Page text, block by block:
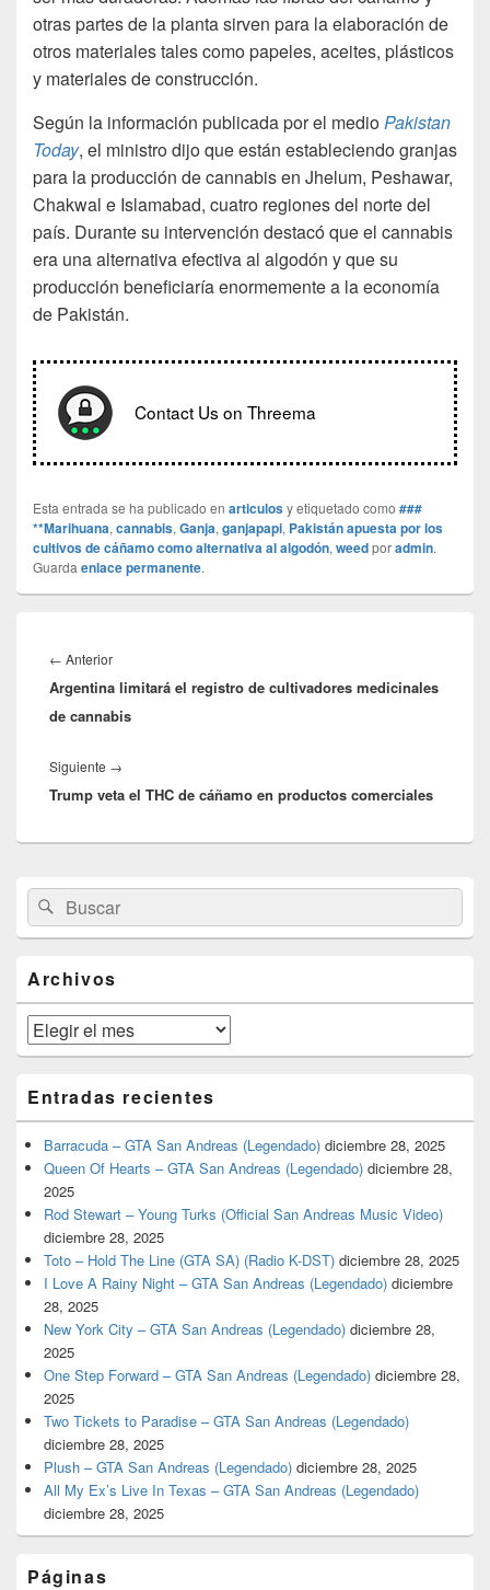
otras partes de la planta sirven para la elaboración de
otros materiales tales como papeles, aceites, plásticos
y materiales de construcción.
Según la información publicada por el medio Pakistan
Today, el ministro dijo que están estableciendo granjas
para la producción de cannabis en Jhelum, Peshawar,
Chakwal e Islamabad, cuatro regiones del norte del
país. Durante su intervención destacó que el cannabis
era una alternativa efectiva al algodón y que su
producción beneficiaría enormemente a la economía
de Pakistán.
Contact Us on Threema
Esta entrada se ha publicado en articulosy etiquetado como ###
**Marihuana, cannabis, Ganja, ganjapapi, Pakistán apuesta por los
cultivos de cáñamo como alternativa al algodón, weedporadmin.
Guarda enlace permanente.
de
entradas
← AnteriorEntrada
anterior:
Argentina limitará el registro de cultivadores medicinales
de cannabis
Siguiente →
siguiente:
Trump veta el THC de cáñamo en productos comerciales
área
de
widget
lateral
primaria
Buscar
por:
Buscar
Archivos
Archivos
Entradas recientes
Barracuda – GTA San Andreas (Legendado) diciembre 28, 2025
Queen Of Hearts – GTA San Andreas (Legendado) diciembre 28,
2025
Rod Stewart – Young Turks (Official San Andreas Music Video)
diciembre 28, 2025
Toto – Hold The Line (GTA SA) (Radio K-DST) diciembre 28, 2025
I Love A Rainy Night – GTA San Andreas (Legendado) diciembre
28, 2025
New York City – GTA San Andreas (Legendado) diciembre 28,
2025
One Step Forward – GTA San Andreas (Legendado) diciembre 28,
2025
Two Tickets to Paradise – GTA San Andreas (Legendado)
diciembre 28, 2025
Plush – GTA San Andreas (Legendado) diciembre 28, 2025
All My Ex’s Live In Texas – GTA San Andreas (Legendado)
diciembre 28, 2025
Páginas